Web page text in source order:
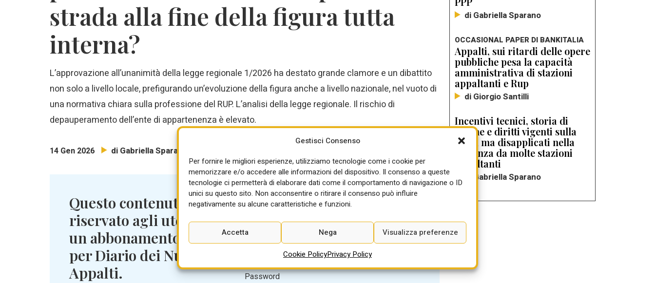
Gestisci Consenso
Per fornire le migliori esperienze, utilizziamo tecnologie come i cookie per
memorizzare e/o accedere alle informazioni del dispositivo. Il consenso a queste
tecnologie ci permetterà di elaborare dati come il comportamento di navigazione o ID
unici su questo sito. Non acconsentire o ritirare il consenso può influire
negativamente su alcune caratteristiche e funzioni.
Accetta Nega Visualizza preferenze
Cookie PolicyPrivacy Policy
strada alla fine della figura tutta
interna?
L’approvazione all’unanimità della legge regionale 1/2026 ha destato grande clamore e un dibattito
non solo a livello locale, prefigurando un’evoluzione della figura anche a livello nazionale, nel vuoto di
una normativa chiara sulla professione del RUP. L’analisi della legge regionale. Il rischio di
depauperamento dell’ente di appartenenza è elevato.
14 Gen 2026 di Gabriella Sparano
Questo contenuto è
riservato agli utenti con
un abbonamento attivo
per Diario dei Nuovi
Appalti.
Sei già registrato? Accedi per
Nome utente o indirizzo email
Password
di Gabriella Sparano
OCCASIONAL PAPER DI BANKITALIA
Appalti, sui ritardi delle opere
pubbliche pesa la capacità
amministrativa di stazioni
appaltanti e Rup
di Giorgio Santilli
Incentivi tecnici, storia di
norme e diritti vigenti sulla
carta ma disapplicati nella
sostanza da molte stazioni
appaltanti
di Gabriella Sparano